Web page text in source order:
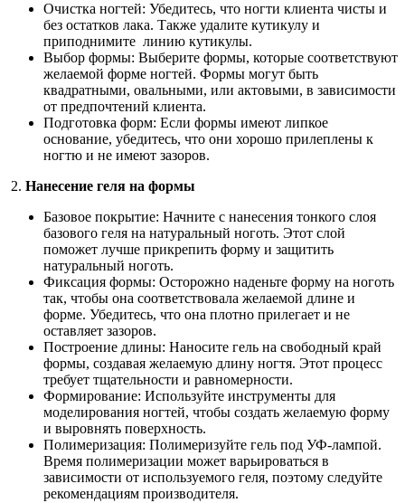
Очистка ногтей: Убедитесь, что ногти клиента чисты и
без остатков лака. Также удалите кутикулу и
приподнимите линию кутикулы.
Выбор формы: Выберите формы, которые соответствуют
желаемой форме ногтей. Формы могут быть
квадратными, овальными, или актовыми, в зависимости
от предпочтений клиента.
Подготовка форм: Если формы имеют липкое
основание, убедитесь, что они хорошо прилеплены к
ногтю и не имеют зазоров.
2. Нанесение геля на формы
Базовое покрытие: Начните с нанесения тонкого слоя
базового геля на натуральный ноготь. Этот слой
поможет лучше прикрепить форму и защитить
натуральный ноготь.
Фиксация формы: Осторожно наденьте форму на ноготь
так, чтобы она соответствовала желаемой длине и
форме. Убедитесь, что она плотно прилегает и не
оставляет зазоров.
Построение длины: Наносите гель на свободный край
формы, создавая желаемую длину ногтя. Этот процесс
требует тщательности и равномерности.
Формирование: Используйте инструменты для
моделирования ногтей, чтобы создать желаемую форму
и выровнять поверхность.
Полимеризация: Полимеризуйте гель под УФ-лампой.
Время полимеризации может варьироваться в
зависимости от используемого геля, поэтому следуйте
рекомендациям производителя.